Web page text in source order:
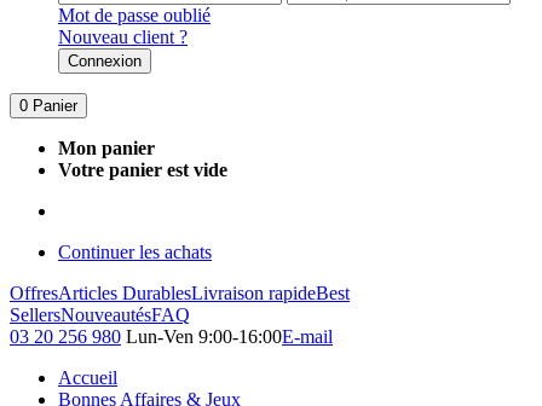
Mot de passe oublié
Nouveau client ?
Connexion
0 Panier
Mon panier
Votre panier est vide
Continuer les achats
OffresArticles DurablesLivraison rapideBest
SellersNouveautésFAQ
03 20 256 980 Lun-Ven 9:00-16:00E-mail
Accueil
Bonnes Affaires & Jeux